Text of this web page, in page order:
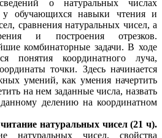
о натуральных числах
у обучающихся навыки чтения и
сравнения натуральных чисел, а
и построения отрезков.
комбинаторные задачи. В ходе
понятия координатного луча,
точки. Здесь начинается
умений, как умения начертить
на нем заданные числа, назвать
делению на координатном
натуральных чисел (21 ч).
натуральных чисел, свойства